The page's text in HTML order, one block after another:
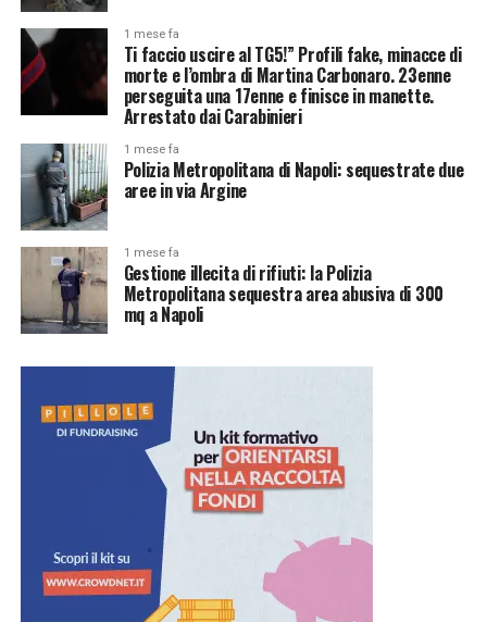
1 mese fa
Ti faccio uscire al TG5!” Profili fake, minacce di
morte e l’ombra di Martina Carbonaro. 23enne
perseguita una 17enne e finisce in manette.
Arrestato dai Carabinieri
1 mese fa
Polizia Metropolitana di Napoli: sequestrate due
aree in via Argine
1 mese fa
Gestione illecita di rifiuti: la Polizia
Metropolitana sequestra area abusiva di 300
mq a Napoli